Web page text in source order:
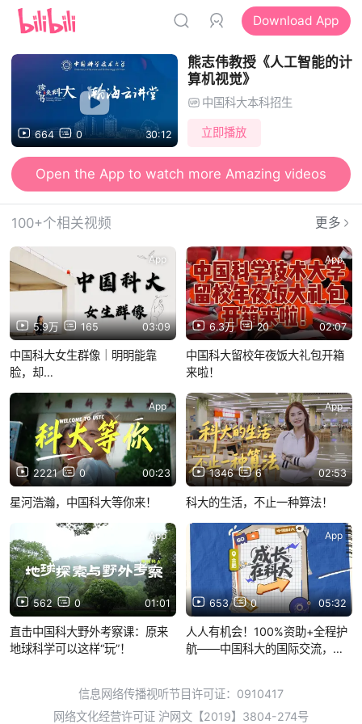
Download App
664 0 30:12
熊志伟教授《人工智能的计
算机视觉》
中国科大本科招生
立即播放
Open the App to watch more Amazing videos
100+个相关视频 更多
5.9万 165 03:09
App
中国科大女生群像｜明明能靠
脸，却…
6.3万 20 02:07
App
中国科大留校年夜饭大礼包开箱
来啦！
2221 0 00:23
App
星河浩瀚，中国科大等你来！
1346 6 02:53
App
科大的生活，不止一种算法！
562 0 01:01
App
直击中国科大野外考察课：原来
地球科学可以这样“玩”！
653 0 05:32
App
人人有机会！100%资助+全程护
航——中国科大的国际交流，不
信息网络传播视听节目许可证：0910417
网络文化经营许可证 沪网文【2019】3804-274号